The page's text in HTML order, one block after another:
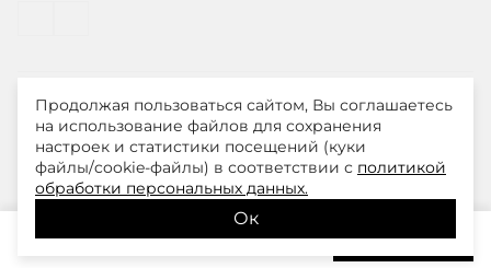
14 200₽
12 070₽ В корзину
© ООО "ЛиМ Холдинг" 2026
Smith&Soul – модная одежда для стильных и уверенных
в себе женщин
Продолжая пользоваться сайтом, Вы соглашаетесь
на использование файлов для сохранения
настроек и статистики посещений (куки
файлы/cookie-файлы) в соответствии с политикой
обработки персональных данных.
Ок